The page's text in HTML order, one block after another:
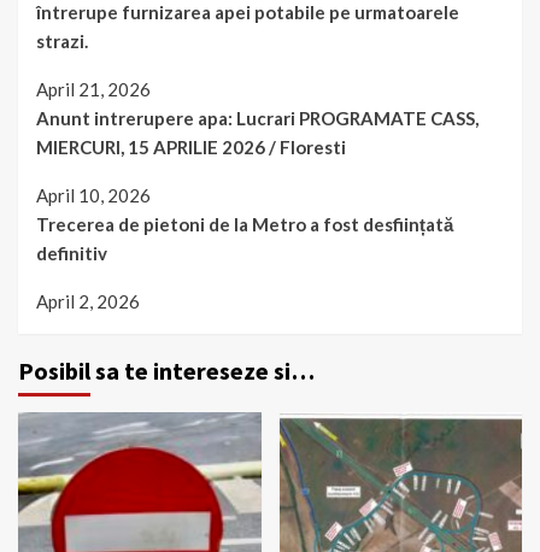
întrerupe furnizarea apei potabile pe urmatoarele
strazi.
April 21, 2026
Anunt intrerupere apa: Lucrari PROGRAMATE CASS,
MIERCURI, 15 APRILIE 2026 / Floresti
April 10, 2026
Trecerea de pietoni de la Metro a fost desființată
definitiv
April 2, 2026
Posibil sa te intereseze si…